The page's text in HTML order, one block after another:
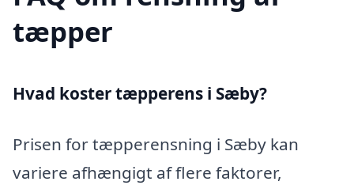
tæpper
Hvad koster tæpperens i Sæby?
Prisen for tæpperensning i Sæby kan
variere afhængigt af flere faktorer,